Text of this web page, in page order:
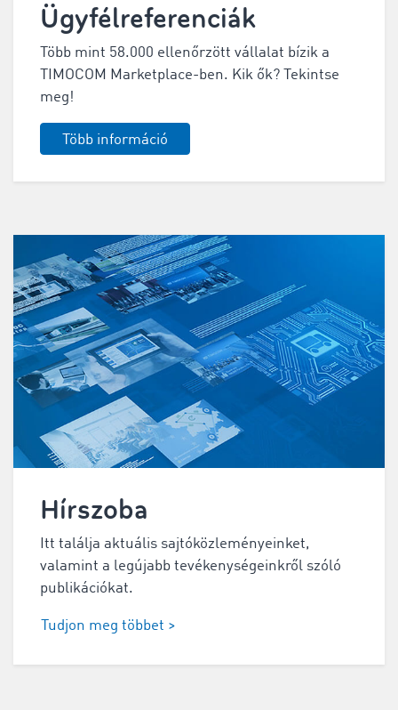
Ügyfélreferenciák
Több mint 58.000 ellenőrzött vállalat bízik a
TIMOCOM Marketplace-ben. Kik ők? Tekintse
meg!
Több információ
Hírszoba
Itt találja aktuális sajtóközleményeinket,
valamint a legújabb tevékenységeinkről szóló
publikációkat.
Tudjon meg többet >